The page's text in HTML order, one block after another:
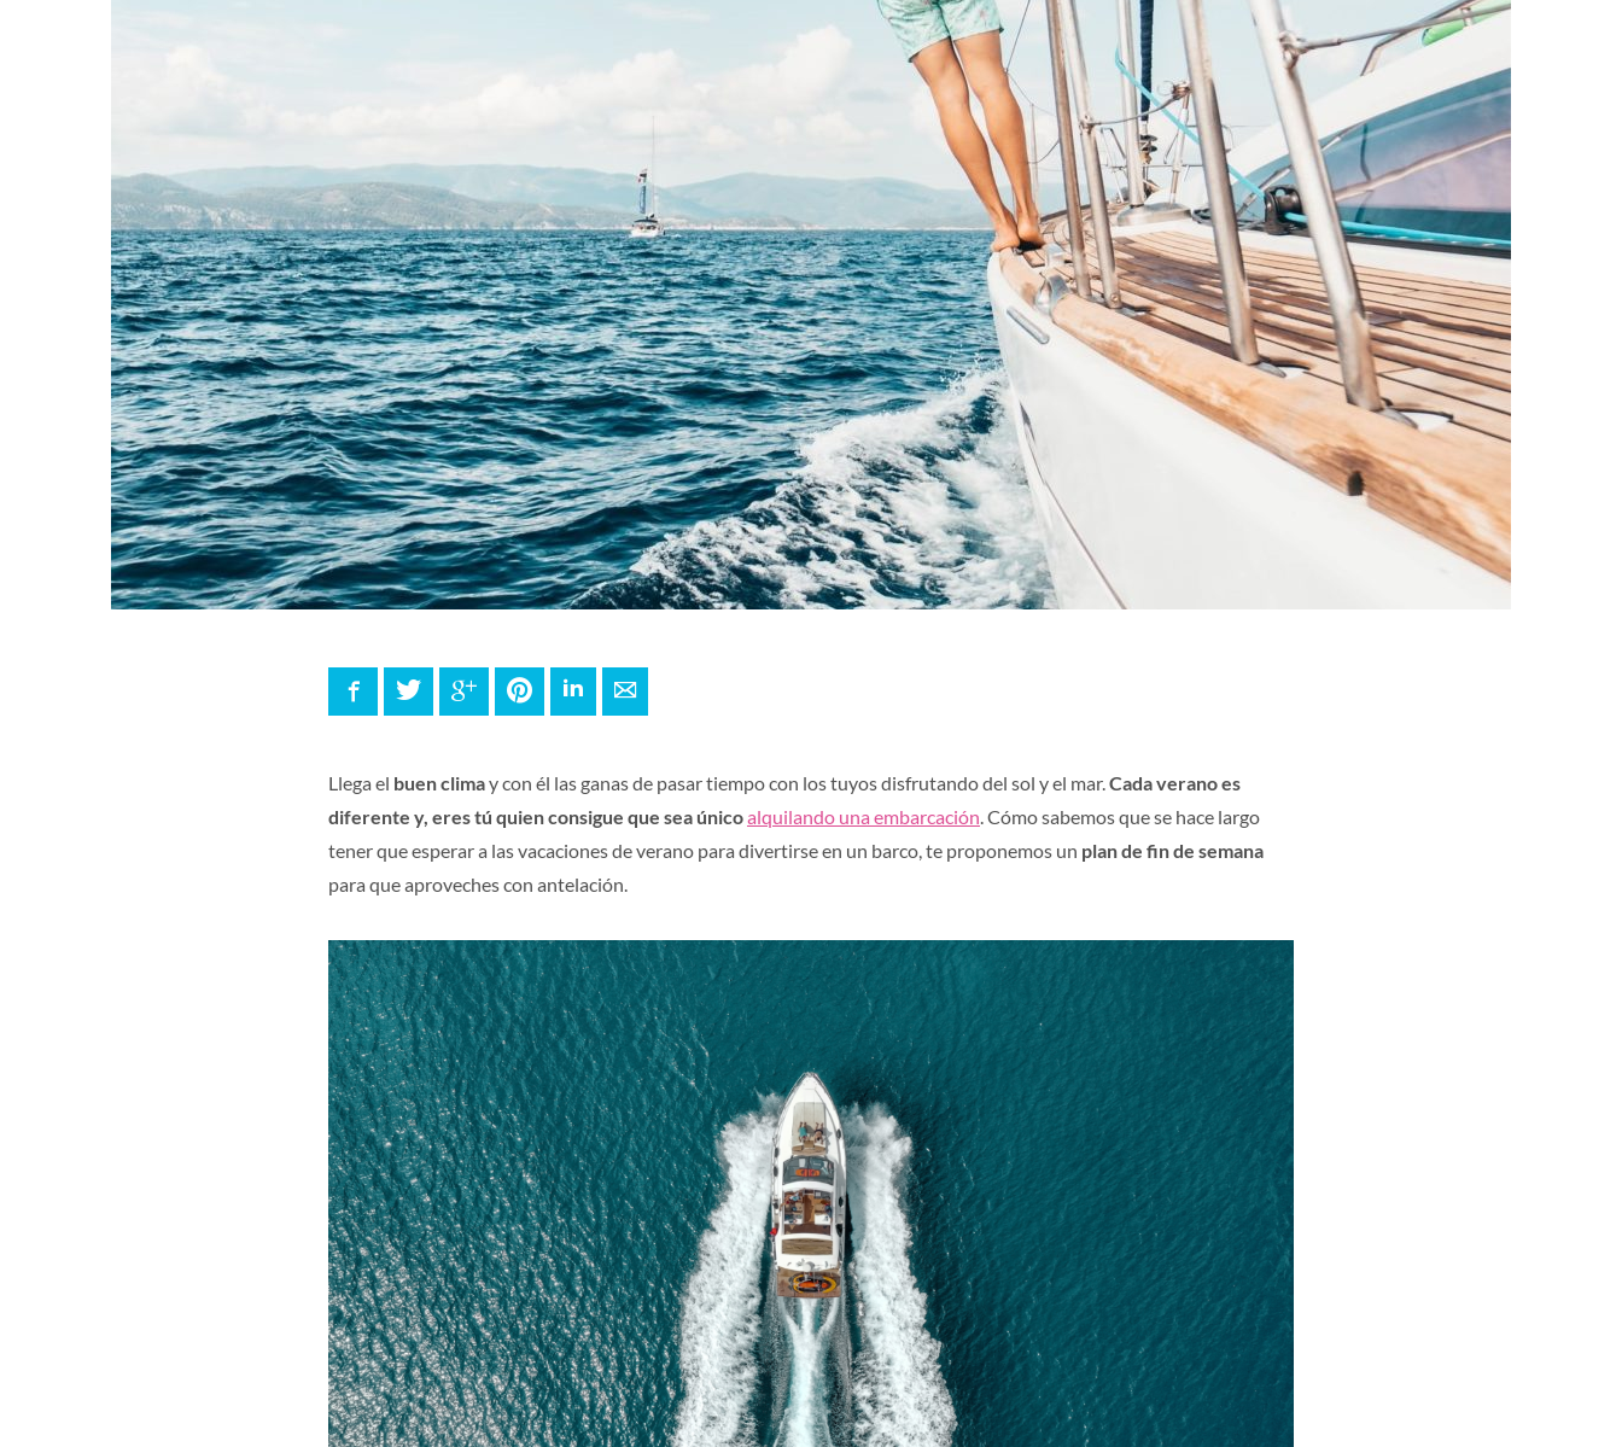
FacebookTwitter Google+ PinterestLinkedInE-mail
Llega el buen climay con él las ganas de pasar tiempo con los tuyos disfrutando del sol y el mar.Cada verano es
diferente y, eres tú quien consigue que sea únicoalquilando una embarcación. Cómo sabemos que se hace largo
tener que esperar a las vacaciones de verano para divertirse en un barco, te proponemos un plan de fin de semana
para que aproveches con antelación.